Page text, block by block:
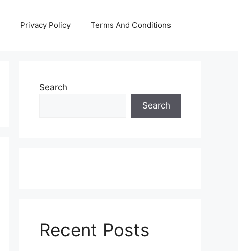
Privacy Policy Terms And Conditions
Search
Search
Recent Posts